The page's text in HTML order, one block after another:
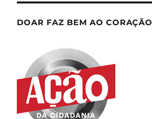
DOAR FAZ BEM AO CORAÇÃO